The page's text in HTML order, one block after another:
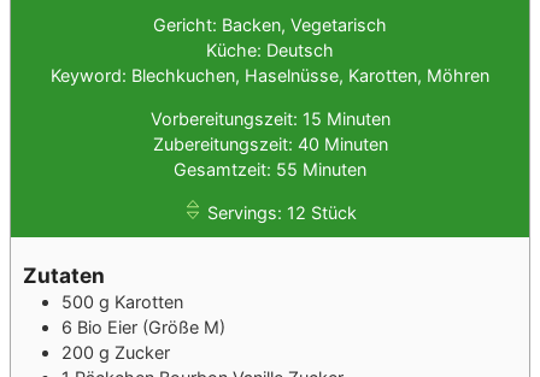
Gericht: Backen, Vegetarisch
Küche: Deutsch
Keyword: Blechkuchen, Haselnüsse, Karotten, Möhren
Vorbereitungszeit: 15Minuten
Minuten
Zubereitungszeit: 40Minuten
Minuten
Gesamtzeit: 55 Minuten
Minuten
Servings: 12 Stück
Zutaten
500 g Karotten
6 Bio Eier (Größe M)
200 g Zucker